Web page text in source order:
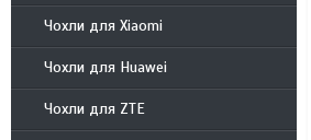
Чохли для Xiaomi
Чохли для Huawei
Чохли для ZTE